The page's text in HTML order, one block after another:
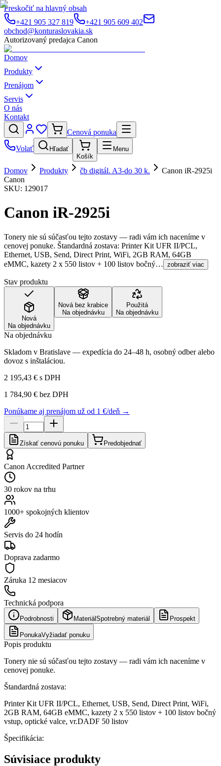
Preskočiť na hlavný obsah
+421 905 327 819
+421 905 609 402
obchod@konturaslovakia.sk
Autorizovaný predajca Canon
Domov
Produkty
Prenájom
Servis
O nás
Kontakt
Cenová ponuka
Volať
Hľadať
Košík
Menu
Domov Produkty čb digitál. A3-do 30 k.
Canon iR-2925i
Canon
SKU: 129017
Canon iR-2925i
Tonery nie sú súčasťou tejto zostavy — radi vám ich naceníme v
cenovej ponuke. Štandardná zostava: Printer Kit UFR II/PCL,
Ethernet, USB, Send, Direct Print, WiFi, 2GB RAM, 64GB
eMMC, kazety 2 x 550 listov + 100 listov bočný… zobraziť viac
Stav produktu
Nová
Na objednávku
Nová bez krabice
Na objednávku
Použitá
Na objednávku
Na objednávku
Skladom v Bratislave — expedícia do 24–48 h, osobný odber alebo
dovoz s inštaláciou.
2 195,43 € s DPH
1 784,90 € bez DPH
Ponúkame aj prenájom už od 1 €/deň →
Získať cenovú ponuku Predobjednať
Canon Accredited Partner
30 rokov na trhu
1000+ spokojných klientov
Servis do 24 hodín
Doprava zadarmo
Záruka 12 mesiacov
Technická podpora
Podrobnosti Materiál Spotrebný materiál Prospekt
PonukaVyžiadať ponuku
Popis produktu
Tonery nie sú súčasťou tejto zostavy — radi vám ich naceníme v
cenovej ponuke.
Štandardná zostava:
Printer Kit UFR II/PCL, Ethernet, USB, Send, Direct Print, WiFi,
2GB RAM, 64GB eMMC, kazety 2 x 550 listov + 100 listov bočný
vstup, optické valce, vr.DADF 50 listov
Špecifikácia:
Súvisiace produkty